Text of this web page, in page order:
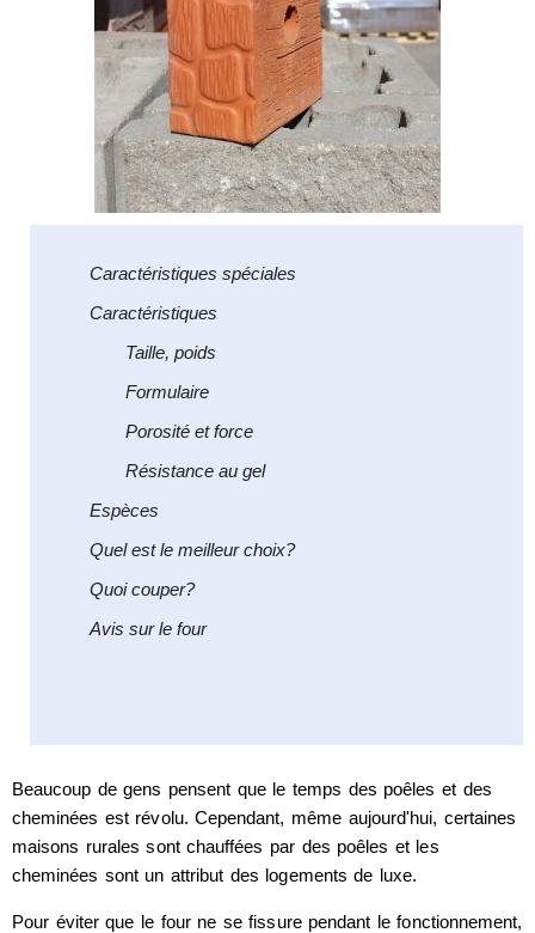
Caractéristiques spéciales
Caractéristiques
Taille, poids
Formulaire
Porosité et force
Résistance au gel
Espèces
Quel est le meilleur choix?
Quoi couper?
Avis sur le four
Beaucoup de gens pensent que le temps des poêles et des
cheminées est révolu. Cependant, même aujourd'hui, certaines
maisons rurales sont chauffées par des poêles et les
cheminées sont un attribut des logements de luxe.
Pour éviter que le four ne se fissure pendant le fonctionnement,